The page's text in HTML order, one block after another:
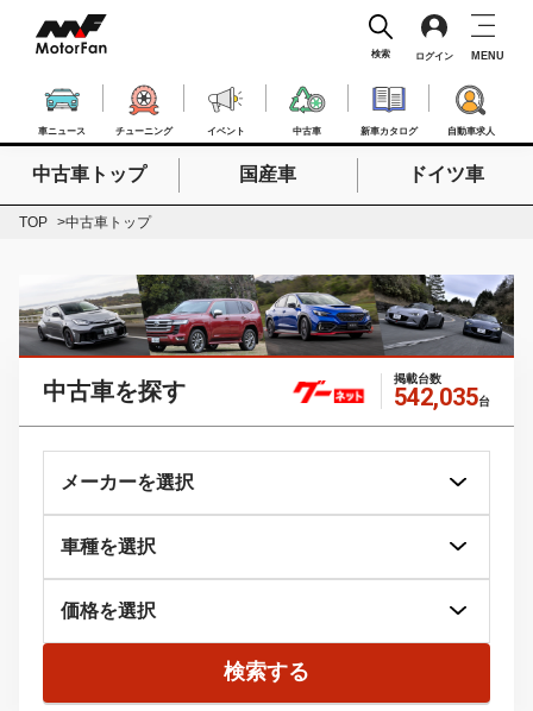
車ニュース チューニング イベント 中古車 新車カタログ 自動車求人
検索 ログイン MENU
検索したいキーワードを入力
中古車トップ 国産車 ドイツ車
TOP 中古車トップ
中古車を探す 掲載台数
542,035台
検索する